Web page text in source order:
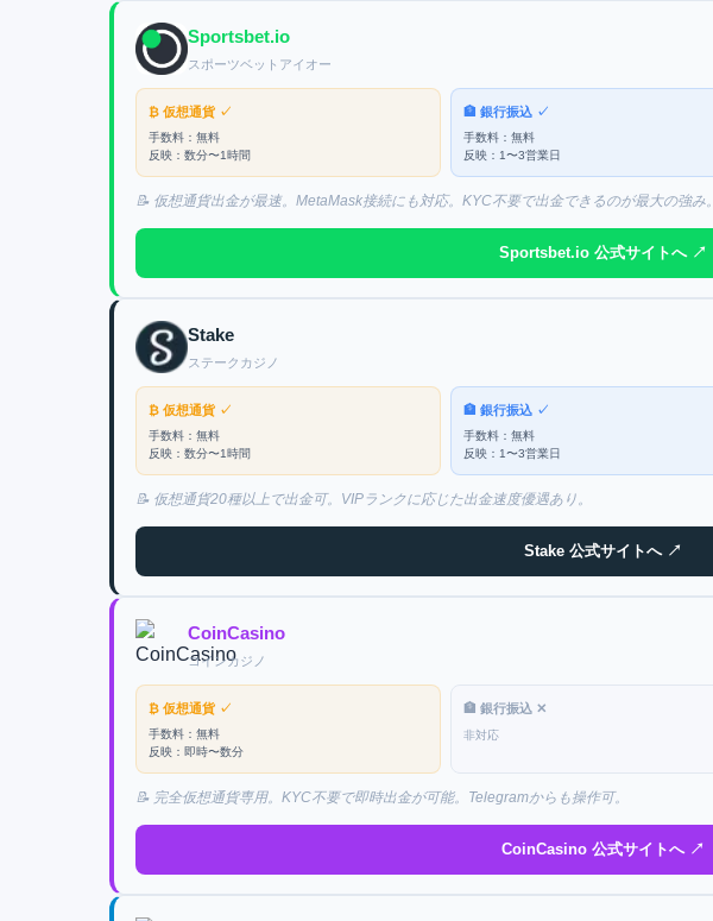
Sportsbet.io
スポーツベットアイオー
₿ 仮想通貨 ✓
手数料： 無料
反映： 数分〜1時間
🏦 銀行振込 ✓
手数料： 無料
反映： 1〜3営業日
📝 仮想通貨出金が最速。MetaMask接続にも対応。KYC不要で出金できるのが最大の強み。
Sportsbet.io 公式サイトへ ↗
Stake
ステークカジノ
₿ 仮想通貨 ✓
手数料： 無料
反映： 数分〜1時間
🏦 銀行振込 ✓
手数料： 無料
反映： 1〜3営業日
📝 仮想通貨20種以上で出金可。VIPランクに応じた出金速度優遇あり。
Stake 公式サイトへ ↗
CoinCasino
コインカジノ
₿ 仮想通貨 ✓
手数料： 無料
反映： 即時〜数分
🏦 銀行振込 ✕
非対応
📝 完全仮想通貨専用。KYC不要で即時出金が可能。Telegramからも操作可。
CoinCasino 公式サイトへ ↗